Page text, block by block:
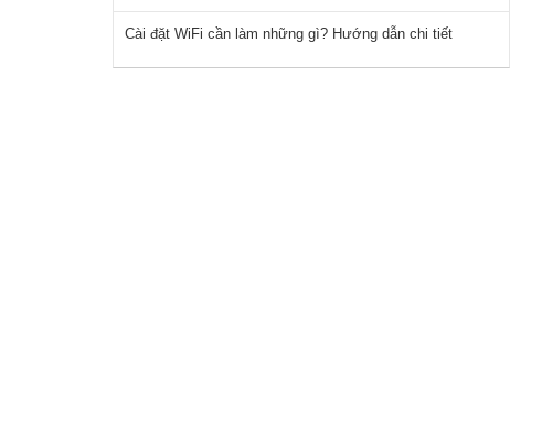
Cài đặt WiFi cần làm những gì? Hướng dẫn chi tiết